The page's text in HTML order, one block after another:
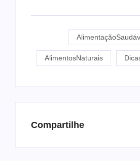
AlimentosNaturais
Compartilhe